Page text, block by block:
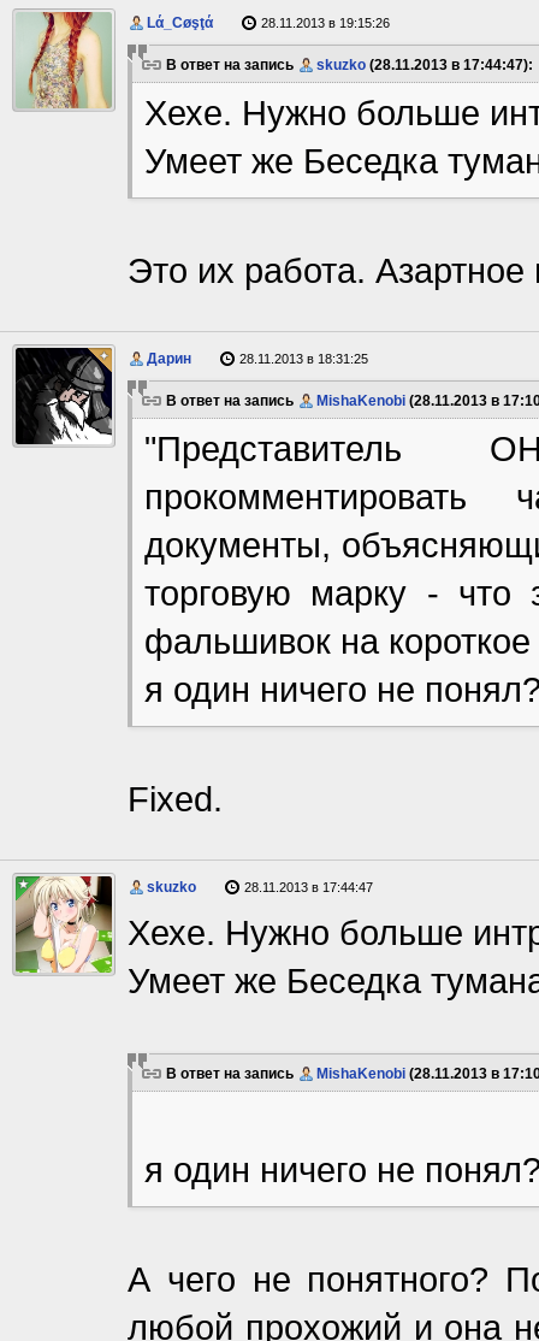
Lά_Cøşţά 28.11.2013 в 19:15:26
В ответ на запись skuzko (28.11.2013 в 17:44:47):
Хехе. Нужно больше
Умеет же Беседка
Это их работа. Азартное
Дарин 28.11.2013 в 18:31:25
В ответ на запись MishaKenobi (28.11.2013 в
"Представитель
документы,
торговую марку - что
фальшивок на
я один ничего не
Fixed.
skuzko 28.11.2013 в 17:44:47
Хехе. Нужно больше
Умеет же Беседка
В ответ на запись MishaKenobi (28.11.2013 в
я один ничего не
А чего не понятного?
любой прохожий и она